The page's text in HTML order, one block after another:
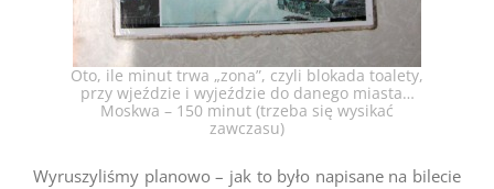
Oto, ile minut trwa „zona”, czyli blokada toalety,
przy wjeździe i wyjeździe do danego miasta…
Moskwa – 150 minut (trzeba się wysikać
zawczasu)
Wyruszyliśmy planowo – jak to było napisane na bilecie